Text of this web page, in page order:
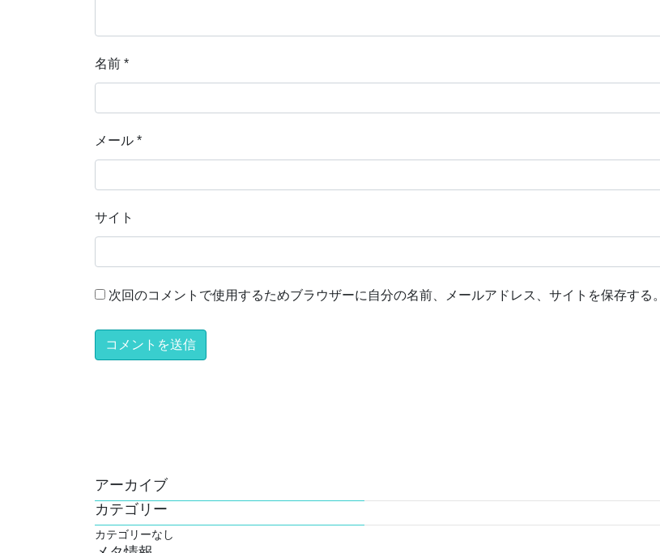
名前 *
メール *
サイト
次回のコメントで使用するためブラウザーに自分の名前、メールアドレス、サイトを保存する。
アーカイブ
カテゴリー
カテゴリーなし